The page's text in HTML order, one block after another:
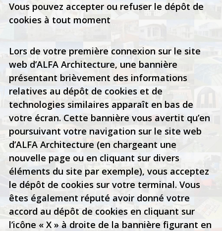
Vous pouvez accepter ou refuser le dépôt de
cookies à tout moment
Lors de votre première connexion sur le site
web d’ALFA Architecture, une bannière
présentant brièvement des informations
relatives au dépôt de cookies et de
technologies similaires apparaît en bas de
votre écran. Cette bannière vous avertit qu’en
poursuivant votre navigation sur le site web
d’ALFA Architecture (en chargeant une
nouvelle page ou en cliquant sur divers
éléments du site par exemple), vous acceptez
le dépôt de cookies sur votre terminal. Vous
êtes également réputé avoir donné votre
accord au dépôt de cookies en cliquant sur
l’icône « X » à droite de la bannière figurant en